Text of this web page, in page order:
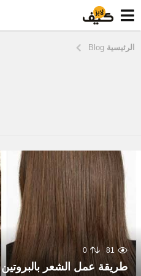
الرئيسية Blog
81
0
طريقة عمل الشعر بالبروتين